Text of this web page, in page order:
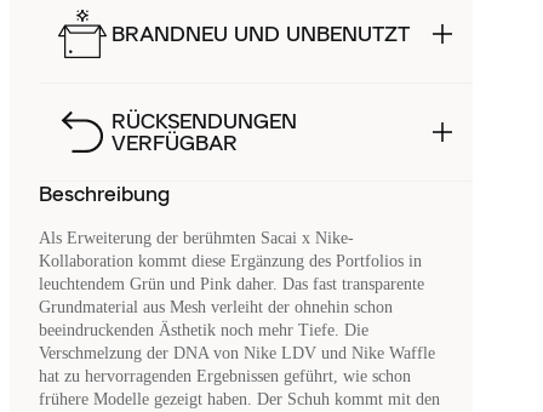
BRANDNEU UND UNBENUTZT
RÜCKSENDUNGEN
VERFÜGBAR
Beschreibung
Als Erweiterung der berühmten Sacai x Nike-
Kollaboration kommt diese Ergänzung des Portfolios in
leuchtendem Grün und Pink daher. Das fast transparente
Grundmaterial aus Mesh verleiht der ohnehin schon
beeindruckenden Ästhetik noch mehr Tiefe. Die
Verschmelzung der DNA von Nike LDV und Nike Waffle
hat zu hervorragenden Ergebnissen geführt, wie schon
frühere Modelle gezeigt haben. Der Schuh kommt mit den